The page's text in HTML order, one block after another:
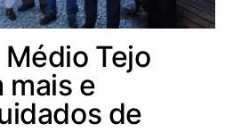
Tejo
mais e
de